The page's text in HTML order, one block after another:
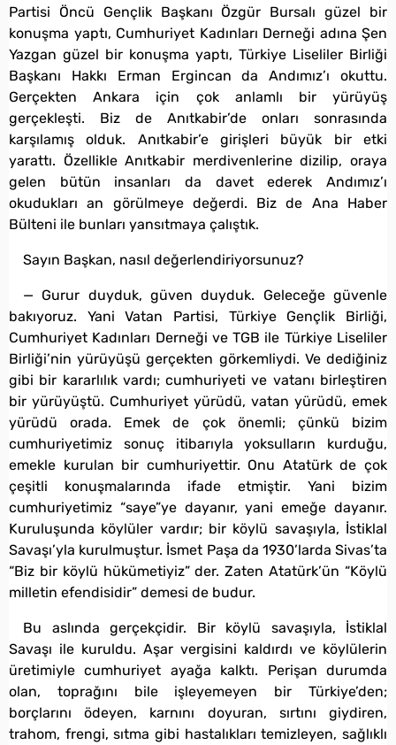
Partisi Öncü Gençlik Başkanı Özgür Bursalı güzel bir
konuşma yaptı, Cumhuriyet Kadınları Derneği adına Şen
Yazgan güzel bir konuşma yaptı, Türkiye Liseliler Birliği
Başkanı Hakkı Erman Ergincan da Andımız’ı okuttu.
Gerçekten Ankara için çok anlamlı bir yürüyüş
gerçekleşti. Biz de Anıtkabir’de onları sonrasında
karşılamış olduk. Anıtkabir’e girişleri büyük bir etki
yarattı. Özellikle Anıtkabir merdivenlerine dizilip, oraya
gelen bütün insanları da davet ederek Andımız’ı
okudukları an görülmeye değerdi. Biz de Ana Haber
Bülteni ile bunları yansıtmaya çalıştık.
Sayın Başkan, nasıl değerlendiriyorsunuz?
— Gurur duyduk, güven duyduk. Geleceğe güvenle
bakıyoruz. Yani Vatan Partisi, Türkiye Gençlik Birliği,
Cumhuriyet Kadınları Derneği ve TGB ile Türkiye Liseliler
Birliği’nin yürüyüşü gerçekten görkemliydi. Ve dediğiniz
gibi bir kararlılık vardı; cumhuriyeti ve vatanı birleştiren
bir yürüyüştü. Cumhuriyet yürüdü, vatan yürüdü, emek
yürüdü orada. Emek de çok önemli; çünkü bizim
cumhuriyetimiz sonuç itibarıyla yoksulların kurduğu,
emekle kurulan bir cumhuriyettir. Onu Atatürk de çok
çeşitli konuşmalarında ifade etmiştir. Yani bizim
cumhuriyetimiz “saye”ye dayanır, yani emeğe dayanır.
Kuruluşunda köylüler vardır; bir köylü savaşıyla, İstiklal
Savaşı’yla kurulmuştur. İsmet Paşa da 1930’larda Sivas’ta
“Biz bir köylü hükümetiyiz” der. Zaten Atatürk’ün “Köylü
milletin efendisidir” demesi de budur.
Bu aslında gerçekçidir. Bir köylü savaşıyla, İstiklal
Savaşı ile kuruldu. Aşar vergisini kaldırdı ve köylülerin
üretimiyle cumhuriyet ayağa kalktı. Perişan durumda
olan, toprağını bile işleyemeyen bir Türkiye’den;
borçlarını ödeyen, karnını doyuran, sırtını giydiren,
trahom, frengi, sıtma gibi hastalıkları temizleyen, sağlıklı